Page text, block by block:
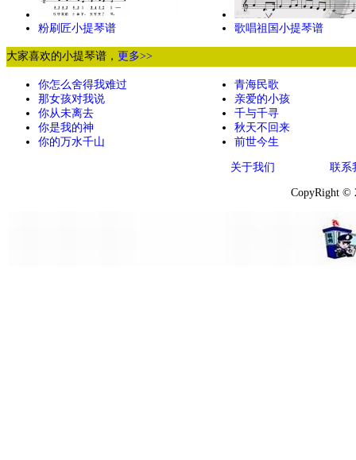
粉刷匠小提琴谱 歌唱祖国小提琴谱
大家喜欢的小提琴谱， 更多>>
你怎么舍得我难过
那女孩对我说
你从未离去
你是我的神
你的万水千山
青海民歌
亲爱的小孩
千与千寻
秋天不回来
前世今生
关于我们 联系
CopyRight ©